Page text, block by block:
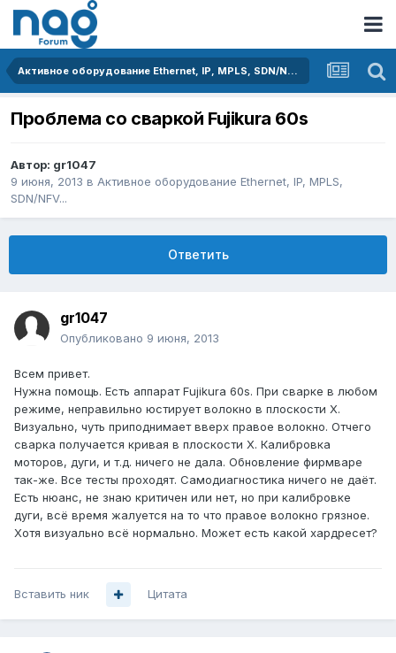
Активное оборудование Ethernet, IP, MPLS, SDN/NFV...
Проблема со сваркой Fujikura 60s
Автор: gr1047
9 июня, 2013 в Активное оборудование Ethernet, IP, MPLS,
SDN/NFV...
Ответить
gr1047
Опубликовано 9 июня, 2013
Всем привет.
Нужна помощь. Есть аппарат Fujikura 60s. При сварке в любом
режиме, неправильно юстирует волокно в плоскости X.
Визуально, чуть приподнимает вверх правое волокно. Отчего
сварка получается кривая в плоскости X. Калибровка
моторов, дуги, и т.д. ничего не дала. Обновление фирмваре
так-же. Все тесты проходят. Самодиагностика ничего не даёт.
Есть нюанс, не знаю критичен или нет, но при калибровке
дуги, всё время жалуется на то что правое волокно грязное.
Хотя визуально всё нормально. Может есть какой хардресет?
Вставить ник Цитата